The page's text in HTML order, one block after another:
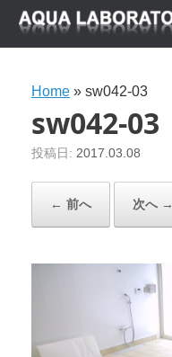
Home » sw042-03
sw042-03
投稿日: 2017.03.08
← 前へ 次へ →